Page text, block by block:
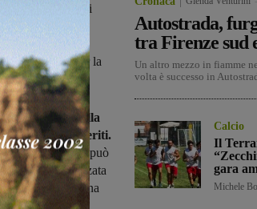
scomparsa pochi
una forma di
negli anni, di
vita a quella per la
10 anni dalla
che abbia meriti.
interessato, può
e credo, apprezzata
di una
Autostrada,
tra Firenze sud
Un altro mezzo in fiamme
volta è successo in
Calcio
Il
gara
Michele